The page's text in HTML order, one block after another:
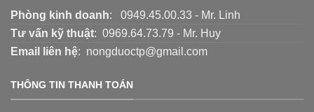
Phòng kinh doanh: 0949.45.00.33 - Mr. Linh
Tư vấn kỹ thuật: 0969.64.73.79 - Mr. Huy
Email liên hệ: nongduoctp@gmail.com
THÔNG TIN THANH TOÁN